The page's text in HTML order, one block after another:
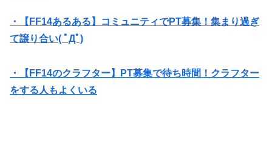
・【FF14あるある】コミュニティでPT募集！集まり過ぎ
て譲り合い( ﾟДﾟ)
・【FF14のクラフター】PT募集で待ち時間！クラフター
をする人もよくいる